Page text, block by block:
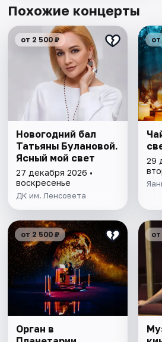
Похожие концерты
от 2 500 ₽
Новогодний бал
Татьяны Булановой.
Ясный мой свет
27 декабря 2026 •
воскресенье
ДК им. Ленсовета
29
от 2 500 ₽
Орган в